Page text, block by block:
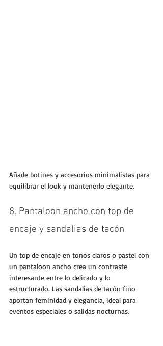
Añade botines y accesorios minimalistas para
equilibrar el look y mantenerlo elegante.
8. Pantaloon ancho con top de
encaje y sandalias de tacón
Un top de encaje en tonos claros o pastel con
un pantaloon ancho crea un contraste
interesante entre lo delicado y lo
estructurado. Las sandalias de tacón fino
aportan feminidad y elegancia, ideal para
eventos especiales o salidas nocturnas.